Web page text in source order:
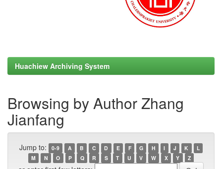
Huachiew Archiving System
Browsing by Author Zhang
Jianfang
Jump to: 0-9 A B C D E F G H I J K
L
M
N O P Q R S T U V W X Y Z